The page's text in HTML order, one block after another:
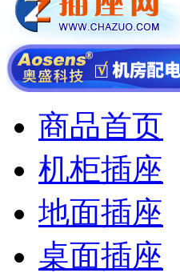
商品首页
机柜插座
地面插座
桌面插座